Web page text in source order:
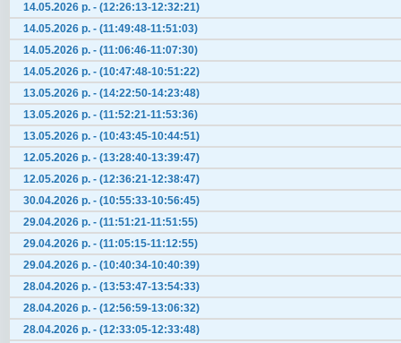
14.05.2026 р. - (12:26:13-12:32:21)
14.05.2026 р. - (11:49:48-11:51:03)
14.05.2026 р. - (11:06:46-11:07:30)
14.05.2026 р. - (10:47:48-10:51:22)
13.05.2026 р. - (14:22:50-14:23:48)
13.05.2026 р. - (11:52:21-11:53:36)
13.05.2026 р. - (10:43:45-10:44:51)
12.05.2026 р. - (13:28:40-13:39:47)
12.05.2026 р. - (12:36:21-12:38:47)
30.04.2026 р. - (10:55:33-10:56:45)
29.04.2026 р. - (11:51:21-11:51:55)
29.04.2026 р. - (11:05:15-11:12:55)
29.04.2026 р. - (10:40:34-10:40:39)
28.04.2026 р. - (13:53:47-13:54:33)
28.04.2026 р. - (12:56:59-13:06:32)
28.04.2026 р. - (12:33:05-12:33:48)